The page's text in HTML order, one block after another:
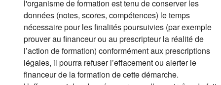
l'organisme de formation est tenu de conserver les
données (notes, scores, compétences) le temps
nécessaire pour les finalités poursuivies (par exemple
prouver au financeur ou au prescripteur la réalité de
l’action de formation) conformément aux prescriptions
légales, il pourra refuser l’effacement ou alerter le
financeur de la formation de cette démarche.